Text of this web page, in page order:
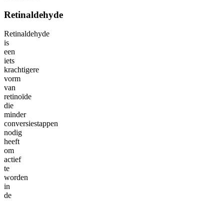
Retinaldehyde
Retinaldehyde
is
een
iets
krachtigere
vorm
van
retinoïde
die
minder
conversiestappen
nodig
heeft
om
actief
te
worden
in
de